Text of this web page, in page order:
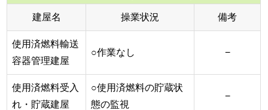
建屋名 操業状況 備考
使用済燃料輸送
容器管理建屋
○作業なし −
使用済燃料受入
れ・貯蔵建屋
○使用済燃料の貯蔵状
態の監視
−